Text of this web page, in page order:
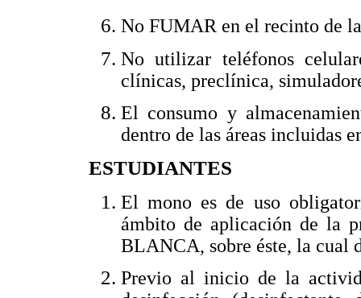
No FUMAR en el recinto de
No utilizar teléfonos
clínicas, preclínica,
El consumo y
dentro de las áreas incluidas
ESTUDIANTES
El mono es de uso
ámbito de aplicación de la
BLANCA, sobre éste, la cual
Previo al inicio de la